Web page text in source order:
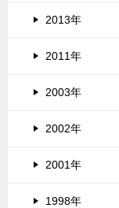
2013年
2011年
2003年
2002年
2001年
1998年